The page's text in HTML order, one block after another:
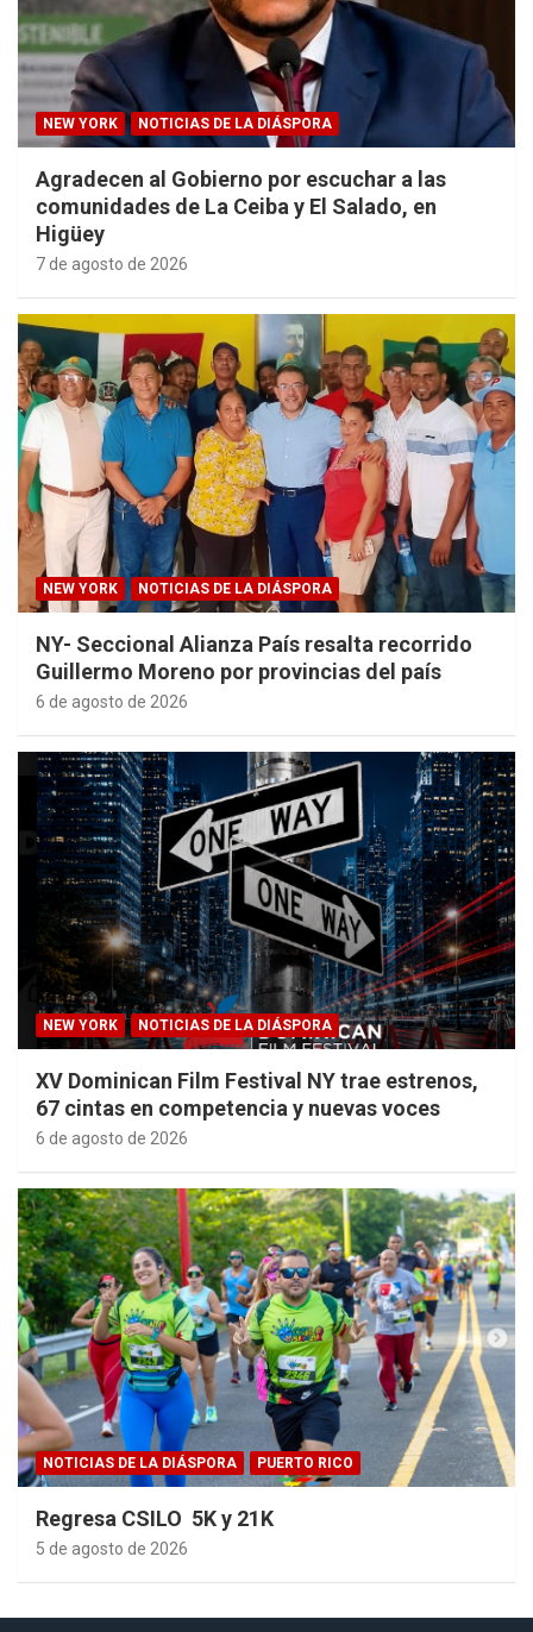
NEW YORK NOTICIAS DE LA DIÁSPORA
Agradecen al Gobierno por escuchar a las
comunidades de La Ceiba y El Salado, en
Higüey
7 de agosto de 2026
NEW YORK NOTICIAS DE LA DIÁSPORA
NY- Seccional Alianza País resalta recorrido
Guillermo Moreno por provincias del país
6 de agosto de 2026
NEW YORK NOTICIAS DE LA DIÁSPORA
XV Dominican Film Festival NY trae estrenos,
67 cintas en competencia y nuevas voces
6 de agosto de 2026
NOTICIAS DE LA DIÁSPORA PUERTO RICO
Regresa CSILO 5K y 21K
5 de agosto de 2026